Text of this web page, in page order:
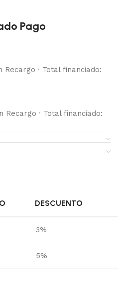
Pago
Recargo · Total financiado:
Recargo · Total financiado:
DESCUENTO
3%
5%